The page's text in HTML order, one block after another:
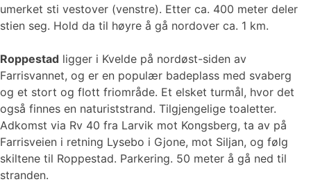
umerket sti vestover (venstre). Etter ca. 400 meter deler
stien seg. Hold da til høyre å gå nordover ca. 1 km.
Roppestad ligger i Kvelde på nordøst-siden av
Farrisvannet, og er en populær badeplass med svaberg
og et stort og flott friområde. Et elsket turmål, hvor det
også finnes en naturiststrand. Tilgjengelige toaletter.
Adkomst via Rv 40 fra Larvik mot Kongsberg, ta av på
Farrisveien i retning Lysebo i Gjone, mot Siljan, og følg
skiltene til Roppestad. Parkering. 50 meter å gå ned til
stranden.